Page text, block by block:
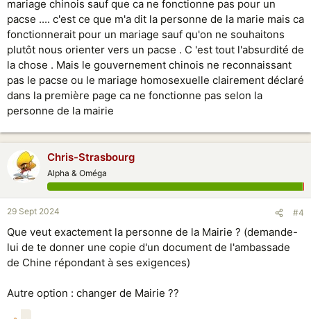
mariage chinois sauf que ca ne fonctionne pas pour un
pacse .... c'est ce que m'a dit la personne de la marie mais ca
fonctionnerait pour un mariage sauf qu'on ne souhaitons
plutôt nous orienter vers un pacse . C 'est tout l'absurdité de
la chose . Mais le gouvernement chinois ne reconnaissant
pas le pacse ou le mariage homosexuelle clairement déclaré
dans la première page ca ne fonctionne pas selon la
personne de la mairie
Chris-Strasbourg
Alpha & Oméga
29 Sept 2024 #4
Que veut exactement la personne de la Mairie ? (demande-
lui de te donner une copie d'un document de l'ambassade
de Chine répondant à ses exigences)
Autre option : changer de Mairie ??